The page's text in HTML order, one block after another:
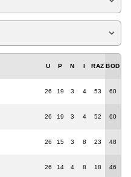
U P N I RAZ BOD
26 19 3 4 53 60
26 19 3 4 52 60
26 15 3 8 23 48
26 14 4 8 18 46